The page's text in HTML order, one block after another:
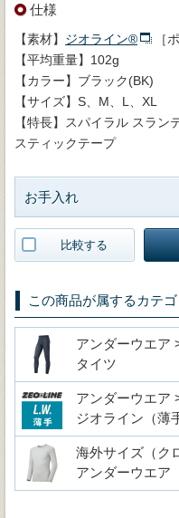
仕様
【素材】 ジオライン®
［
【平均重量】102g
【カラー】ブラック(BK)
【サイズ】S、M、L、XL
【特長】スパイラル スラ
スティックテープ
お手入れ
比較する
この商品が属するカテゴ
アンダーウエア
タイツ
アンダーウエア
ジオライン（薄
海外サイズ（ク
アンダーウエア